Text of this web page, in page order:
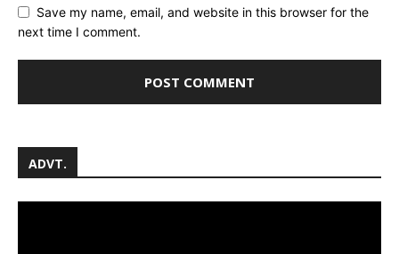
Save my name, email, and website in this browser for the
next time I comment.
ADVT.